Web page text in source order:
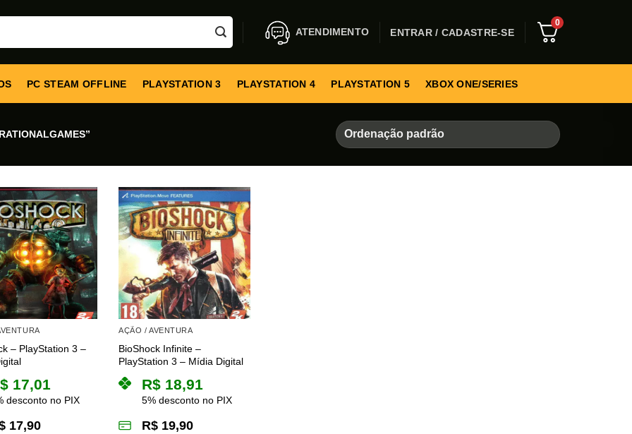
ATENDIMENTO ENTRAR / CADASTRE-SE
0
PC STEAM OFFLINE PLAYSTATION 3 PLAYSTATION 4 PLAYSTATION 5 XBOX ONE/SERIES
– PlayStation 3 –
17,01
desconto no PIX
17,90
AÇÃO / AVENTURA
BioShock Infinite –
PlayStation 3 – Mídia Digital
R$ 18,91
5% desconto no PIX
R$ 19,90